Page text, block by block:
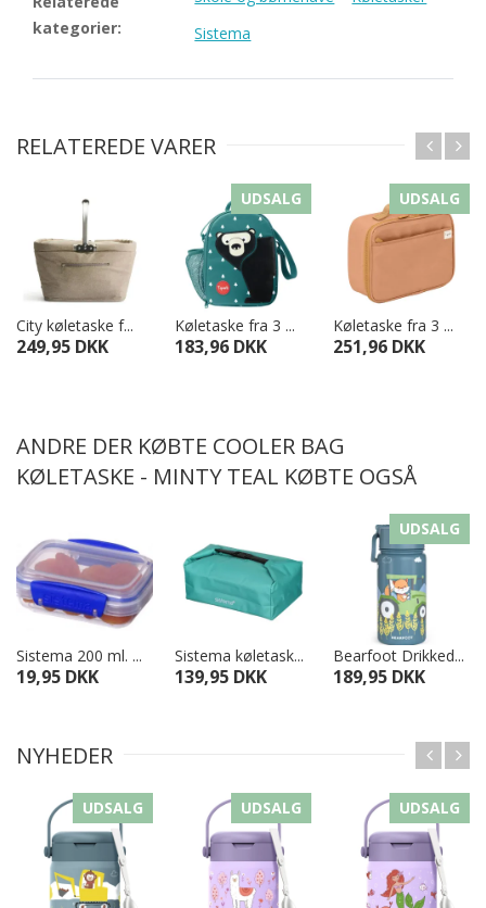
kategorier:
Sistema
RELATEREDE VARER
City køletaske f...
249,95 DKK
UDSALG
Køletaske fra 3 ...
183,96 DKK
UDSALG
Køletaske fra 3 ...
251,96 DKK
ANDRE DER KØBTE COOLER BAG
KØLETASKE - MINTY TEAL KØBTE OGSÅ
Sistema 200 ml. ...
19,95 DKK
Sistema køletask...
139,95 DKK
UDSALG
Bearfoot Drikked...
189,95 DKK
NYHEDER
UDSALG UDSALG UDSALG